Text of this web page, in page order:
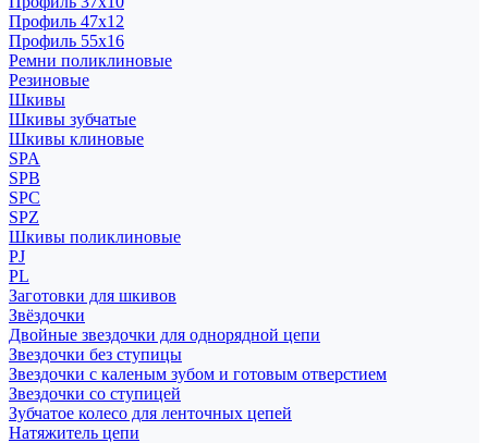
Профиль 47x12
Профиль 55x16
Ремни поликлиновые
Резиновые
Шкивы
Шкивы зубчатые
Шкивы клиновые
SPA
SPB
SPC
SPZ
Шкивы поликлиновые
PJ
PL
Заготовки для шкивов
Звёздочки
Двойные звездочки для однорядной цепи
Звездочки без ступицы
Звездочки с каленым зубом и готовым отверстием
Звездочки со ступицей
Зубчатое колесо для ленточных цепей
Натяжитель цепи